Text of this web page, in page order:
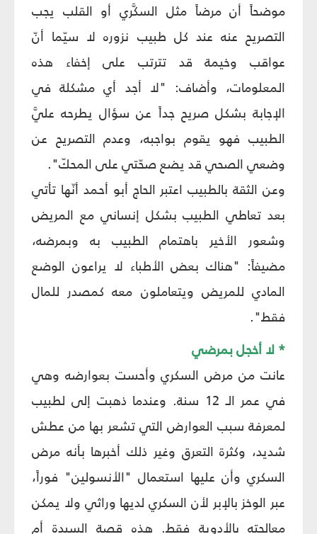
موضحاً أن مرضاً مثل السكَّري أو القلب يجب
التصريح عنه عند كل طبيب نزوره لا سيّما أنّ
عواقب وخيمة قد تترتب على إخفاء هذه
المعلومات، وأضاف: "لا أجد أي مشكلة في
الإجابة بشكل صريح جداً عن سؤال يطرحه عليَّ
الطبيب فهو يقوم بواجبه، وعدم التصريح عن
وضعي الصحي قد يضع صحّتي على المحكّ".
وعن الثقة بالطبيب اعتبر الحاج أبو أحمد أنّها تأتي
بعد تعاطي الطبيب بشكل إنساني مع المريض
وشعور الأخير باهتمام الطبيب به وبمرضه،
مضيفاً: "هناك بعض الأطباء لا يراعون الوضع
المادي للمريض ويتعاملون معه كمصدر للمال
فقط".
* لا أخجل بمرضي
عانت من مرض السكري وأحست بعوارضه وهي
في عمر الـ 12 سنة. وعندما ذهبت إلى لطبيب
لمعرفة سبب العوارض التي تشعر بها من عطش
شديد، وكثرة التعرق وغير ذلك أخبرها بأنه مرض
السكري وأن عليها استعمال "الأنسولين" فوراً،
عبر الوخز بالإبر لأن السكري لديها وراثي ولا يمكن
معالجته بالأدوية فقط. هذه قصة السيدة أم